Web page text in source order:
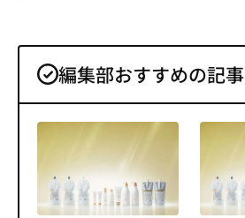
編集部おすすめの記事